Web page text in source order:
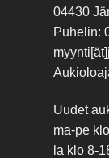
04430
Puhelin:
Uudet
ma-pe
la klo 8-